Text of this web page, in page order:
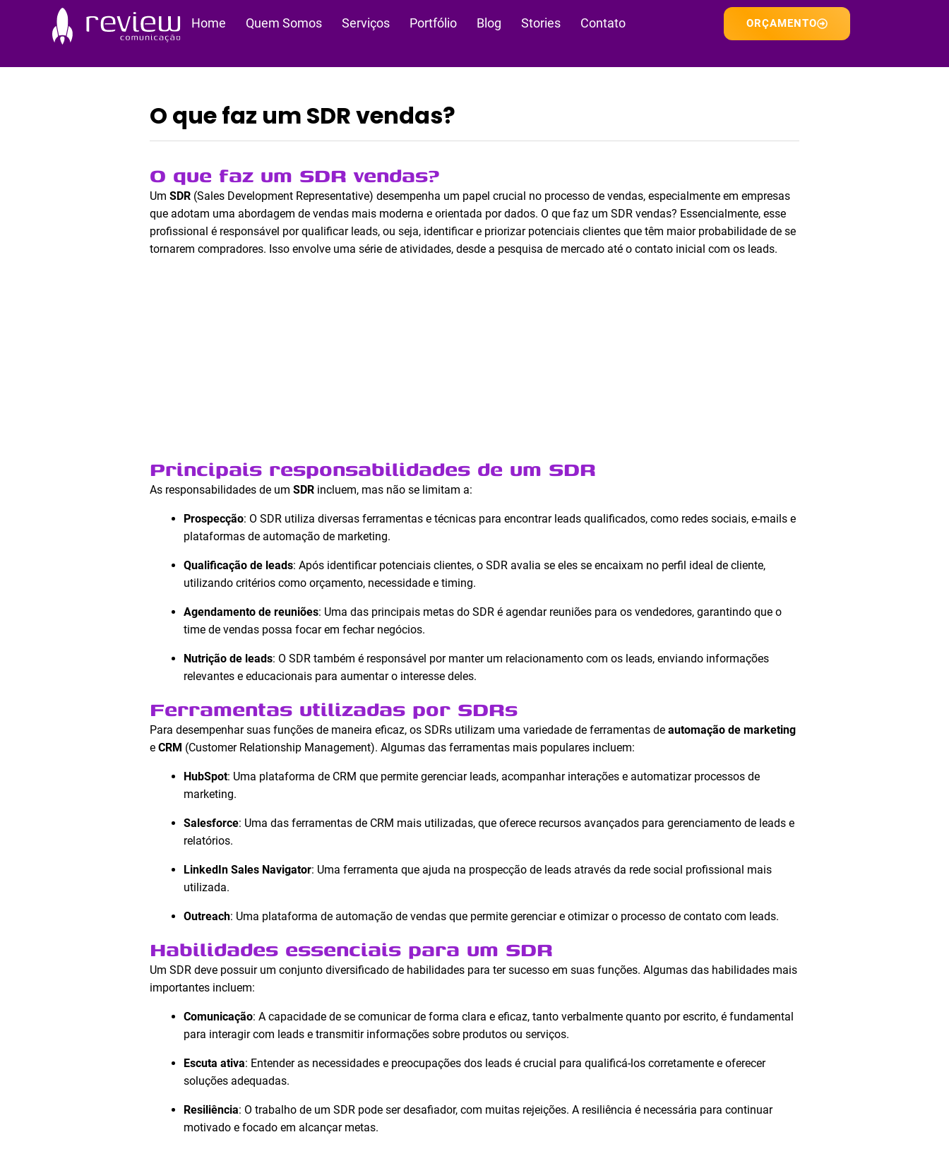
Home Quem Somos Serviços Portfólio Blog Stories Contato ORÇAMENTO
O que faz um SDR vendas?
O que faz um SDR vendas?
Um SDR (Sales Development Representative) desempenha um papel crucial no processo de vendas, especialmente em empresas
que adotam uma abordagem de vendas mais moderna e orientada por dados. O que faz um SDR vendas? Essencialmente, esse
profissional é responsável por qualificar leads, ou seja, identificar e priorizar potenciais clientes que têm maior probabilidade de se
tornarem compradores. Isso envolve uma série de atividades, desde a pesquisa de mercado até o contato inicial com os leads.
Principais responsabilidades de um SDR
As responsabilidades de um SDR incluem, mas não se limitam a:
Prospecção: O SDR utiliza diversas ferramentas e técnicas para encontrar leads qualificados, como redes sociais, e-mails e
plataformas de automação de marketing.
Qualificação de leads: Após identificar potenciais clientes, o SDR avalia se eles se encaixam no perfil ideal de cliente,
utilizando critérios como orçamento, necessidade e timing.
Agendamento de reuniões: Uma das principais metas do SDR é agendar reuniões para os vendedores, garantindo que o
time de vendas possa focar em fechar negócios.
Nutrição de leads: O SDR também é responsável por manter um relacionamento com os leads, enviando informações
relevantes e educacionais para aumentar o interesse deles.
Ferramentas utilizadas por SDRs
Para desempenhar suas funções de maneira eficaz, os SDRs utilizam uma variedade de ferramentas de automação de marketing
e CRM (Customer Relationship Management). Algumas das ferramentas mais populares incluem:
HubSpot: Uma plataforma de CRM que permite gerenciar leads, acompanhar interações e automatizar processos de
marketing.
Salesforce: Uma das ferramentas de CRM mais utilizadas, que oferece recursos avançados para gerenciamento de leads e
relatórios.
LinkedIn Sales Navigator: Uma ferramenta que ajuda na prospecção de leads através da rede social profissional mais
utilizada.
Outreach: Uma plataforma de automação de vendas que permite gerenciar e otimizar o processo de contato com leads.
Habilidades essenciais para um SDR
Um SDR deve possuir um conjunto diversificado de habilidades para ter sucesso em suas funções. Algumas das habilidades mais
importantes incluem:
Comunicação: A capacidade de se comunicar de forma clara e eficaz, tanto verbalmente quanto por escrito, é fundamental
para interagir com leads e transmitir informações sobre produtos ou serviços.
Escuta ativa: Entender as necessidades e preocupações dos leads é crucial para qualificá-los corretamente e oferecer
soluções adequadas.
Resiliência: O trabalho de um SDR pode ser desafiador, com muitas rejeições. A resiliência é necessária para continuar
motivado e focado em alcançar metas.